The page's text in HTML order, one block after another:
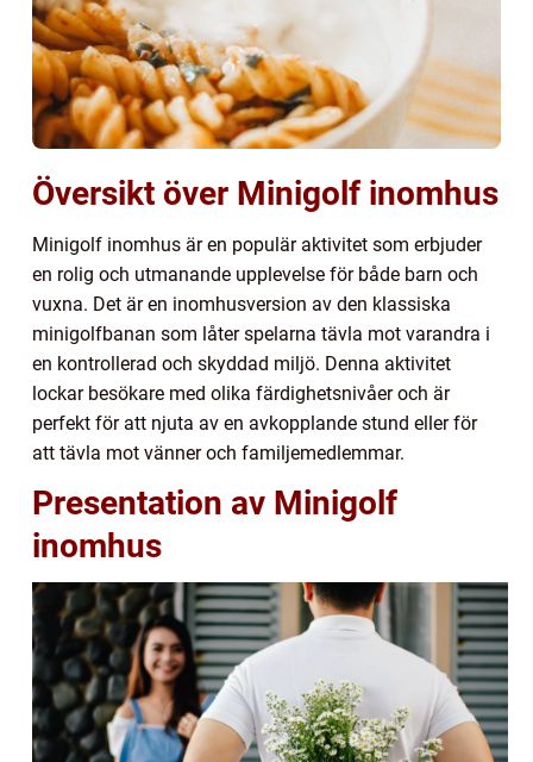
Översikt över Minigolf inomhus
Minigolf inomhus är en populär aktivitet som erbjuder
en rolig och utmanande upplevelse för både barn och
vuxna. Det är en inomhusversion av den klassiska
minigolfbanan som låter spelarna tävla mot varandra i
en kontrollerad och skyddad miljö. Denna aktivitet
lockar besökare med olika färdighetsnivåer och är
perfekt för att njuta av en avkopplande stund eller för
att tävla mot vänner och familjemedlemmar.
Presentation av Minigolf
inomhus